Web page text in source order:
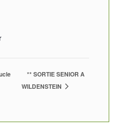
** SORTIE SENIOR A
WILDENSTEIN